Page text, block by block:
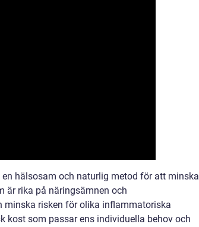
hälsosam och naturlig metod för att minska
är rika på näringsämnen och
risken för olika inflammatoriska
som passar ens individuella behov och